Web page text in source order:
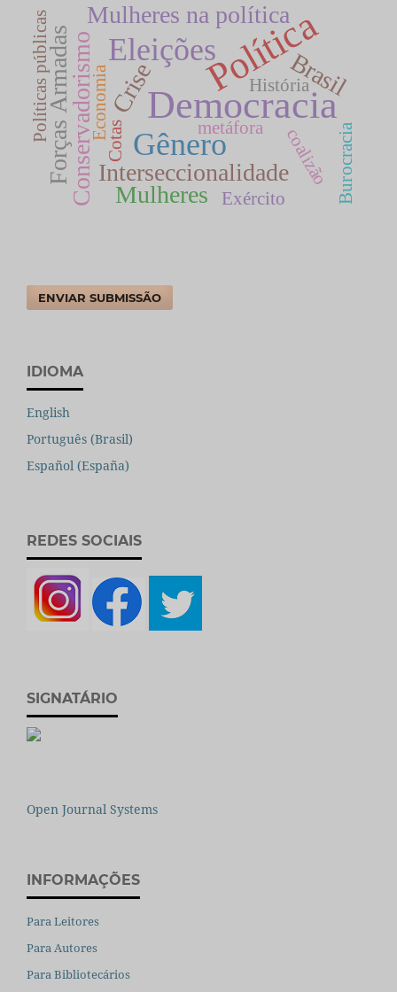
Democracia
Política
Eleições
Gênero
Mulheres na política
ConservadorismoInterseccionalidade
Mulheres
Forças Armadas Crise Brasil
metáfora coalizão
Cotas
Exército
História
Economia
Burocracia
Políticas públicas
ENVIAR SUBMISSÃO
IDIOMA
English
Português (Brasil)
Español (España)
REDES SOCIAIS
SIGNATÁRIO
Open Journal Systems
INFORMAÇÕES
Para Leitores
Para Autores
Para Bibliotecários